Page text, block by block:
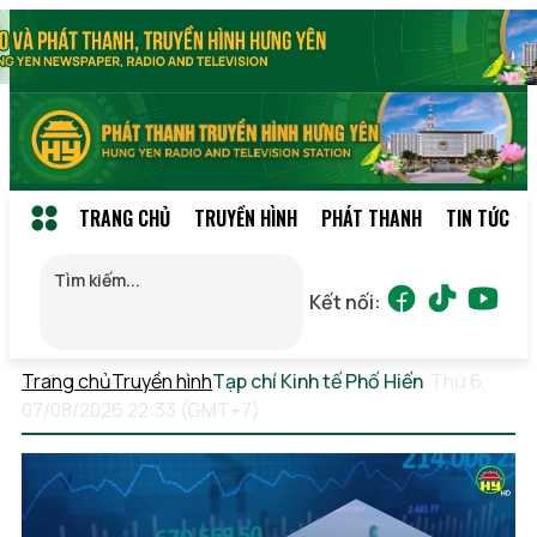
TRANG CHỦ TRUYỀN HÌNH PHÁT THANH TIN TỨC
Kết nối:
Trang chủTruyền hìnhTạp chí Kinh tế Phố Hiến Thứ 6,
07/08/2026 22:33 (GMT+7)